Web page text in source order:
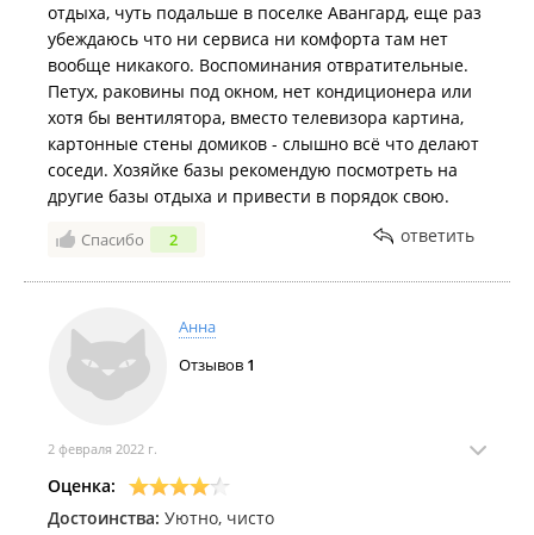
отдыха, чуть подальше в поселке Авангард, еще раз
убеждаюсь что ни сервиса ни комфорта там нет
вообще никакого. Воспоминания отвратительные.
Петух, раковины под окном, нет кондиционера или
хотя бы вентилятора, вместо телевизора картина,
картонные стены домиков - слышно всё что делают
соседи. Хозяйке базы рекомендую посмотреть на
другие базы отдыха и привести в порядок свою.
Спасибо 2 ответить
Анна
Отзывов 1
2 февраля 2022 г.
Оценка:
Достоинства: Уютно, чисто